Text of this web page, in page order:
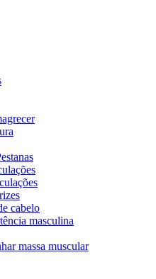
cabelo
masculina
massa muscular